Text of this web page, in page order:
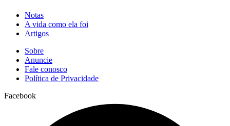
Notas
A vida como ela foi
Artigos
Sobre
Anuncie
Fale conosco
Política de Privacidade
Facebook